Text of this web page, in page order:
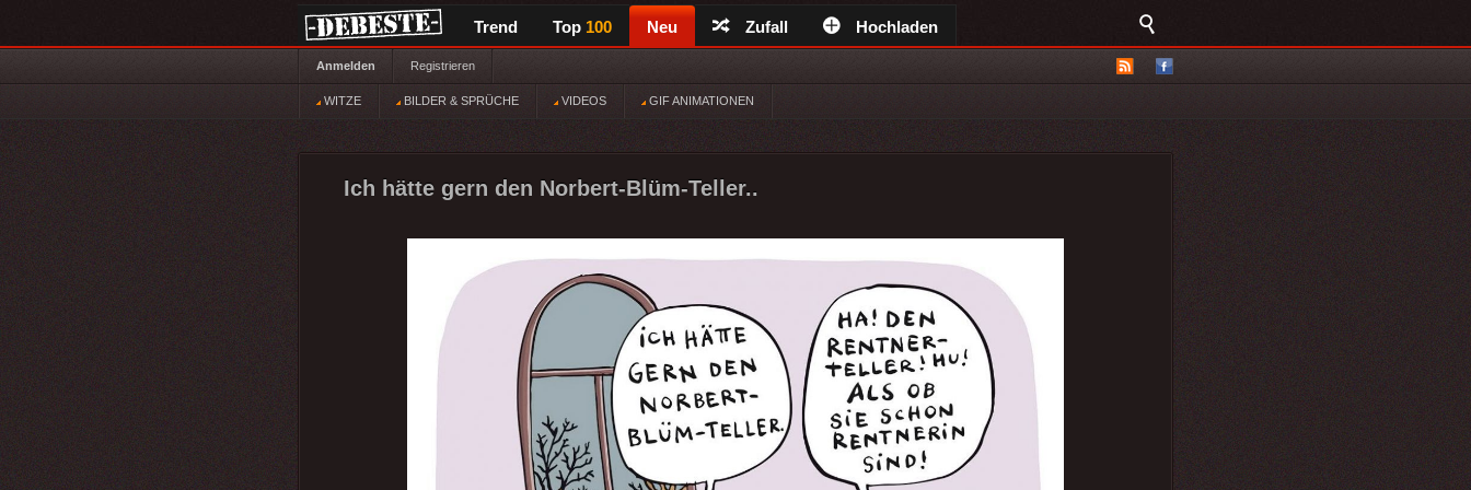
Trend Top 100 Neu Zufall Hochladen
Anmelden Registrieren
WITZE BILDER & SPRÜCHE VIDEOS GIF ANIMATIONEN
Ich hätte gern den Norbert-Blüm-Teller..